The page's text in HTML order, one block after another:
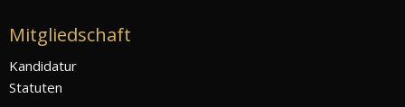
Mitgliedschaft
Kandidatur
Statuten